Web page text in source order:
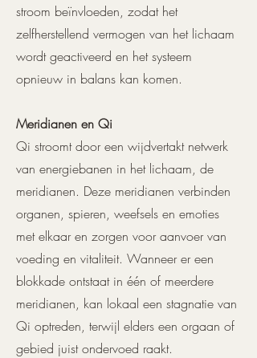
stroom beïnvloeden, zodat het
zelfherstellend vermogen van het lichaam
wordt geactiveerd en het systeem
opnieuw in balans kan komen.
Meridianen en Qi
Qi stroomt door een wijdvertakt netwerk
van energiebanen in het lichaam, de
meridianen. Deze meridianen verbinden
organen, spieren, weefsels en emoties
met elkaar en zorgen voor aanvoer van
voeding en vitaliteit. Wanneer er een
blokkade ontstaat in één of meerdere
meridianen, kan lokaal een stagnatie van
Qi optreden, terwijl elders een orgaan of
gebied juist ondervoed raakt.